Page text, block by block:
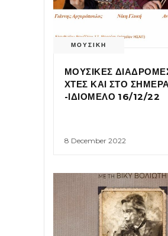
ΜΟΥΣΙΚΗ
ΜΟΥΣΙΚΕΣ
ΧΤΕΣ ΚΑΙ ΣΤΟ
-ΙΔΙΟΜΕΛΟ 16/12/22
8 December 2022